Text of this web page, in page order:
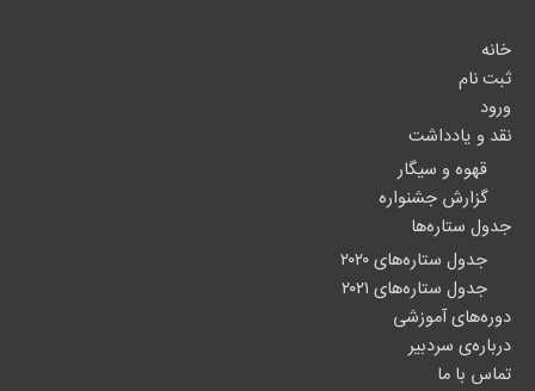
خانه
ثبت نام
ورود
نقد و یادداشت
قهوه و سیگار
گزارش جشنواره
جدول ستاره‌ها
جدول ستاره‌های ۲۰۲۰
جدول ستاره‌های ۲۰۲۱
دوره‌های آموزشی
درباره‌ی سردبیر
تماس با ما